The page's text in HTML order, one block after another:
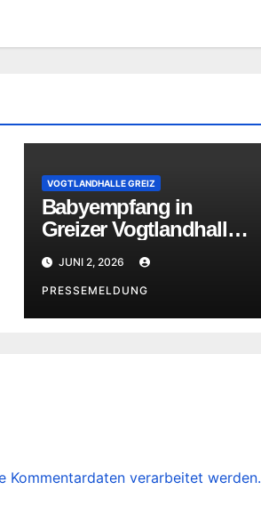
VOGTLANDHALLE GREIZ
Babyempfang in
Greizer Vogtlandhalle
und Kinderfest
JUNI 2, 2026
PRESSEMELDUNG
Kommentardaten verarbeitet werden.